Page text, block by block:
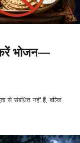
भोजन—
से संबंधित नहीं हैं, बल्कि